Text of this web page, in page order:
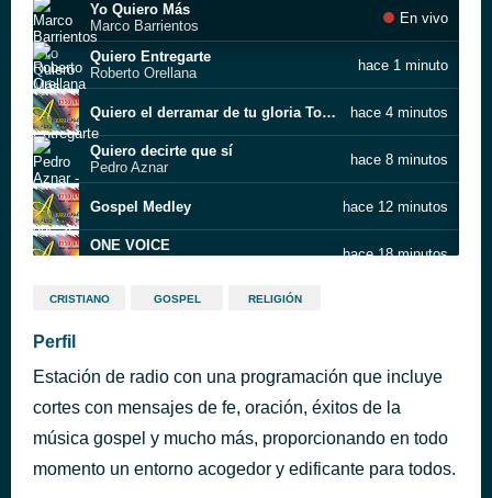
Yo Quiero Más
Marco Barrientos
En vivo
Quiero Entregarte
Roberto Orellana
hace 1 minuto
Quiero el derramar de tu gloria Tommy RosarIO ALAB hace 4 minutos
Quiero decirte que sí
Pedro Aznar
hace 8 minutos
Gospel Medley hace 12 minutos
ONE VOICE
hace 18 minutos
Eres Tu Mi Señor
Pista 01
cbi
Cristhoper Henrry
Pum pum
hace 35 minutos
CRISTIANO GOSPEL RELIGIÓN
Perfil
Estación de radio con una programación que incluye
cortes con mensajes de fe, oración, éxitos de la
música gospel y mucho más, proporcionando en todo
momento un entorno acogedor y edificante para todos.